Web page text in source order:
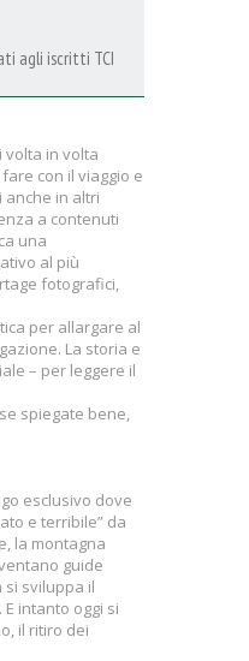
agli iscritti TCI
volta in volta
con il viaggio e
anche in altri
a contenuti
una
al più
fotografici,
per allargare al
La storia e
– per leggere il
spiegate bene,
esclusivo dove
e terribile” da
la montagna
guide
si sviluppa il
intanto oggi si
il ritiro dei